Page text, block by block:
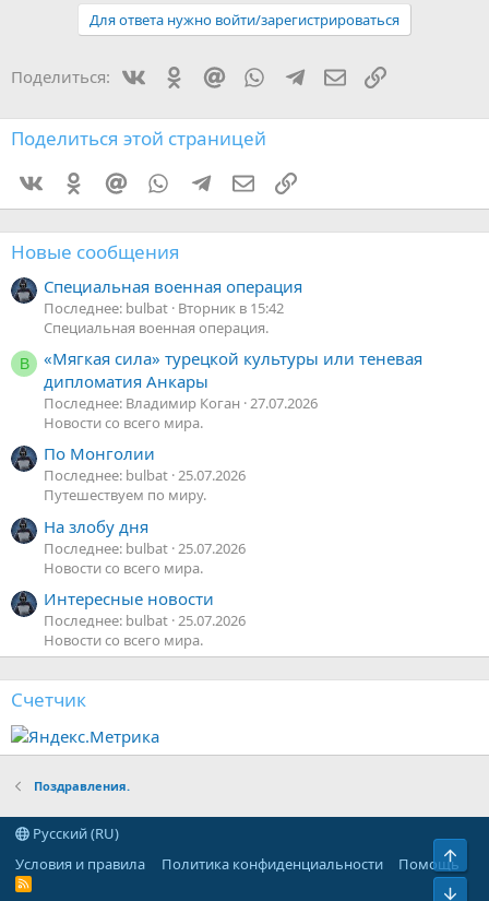
Для ответа нужно войти/зарегистрироваться
Поделиться: VkontakteOdnoklassniki
Mail.ruWhatsAppTelegram
Электронная
Ссылка
Поделиться этой страницей
VkontakteOdnoklassniki
Mail.ruWhatsAppTelegramЭлектронная почта
Ссылка
Новые сообщения
Специальная военная операция
Последнее: bulbat Вторник в 15:42
Специальная военная операция.
В
«Мягкая сила» турецкой культуры или теневая
дипломатия Анкары
Последнее: Владимир Коган 27.07.2026
Новости со всего мира.
По Монголии
Последнее: bulbat 25.07.2026
Путешествуем по миру.
На злобу дня
Последнее: bulbat 25.07.2026
Новости со всего мира.
Интересные новости
Последнее: bulbat 25.07.2026
Новости со всего мира.
Счетчик
Поздравления.
Русский (RU)
Условия и правила
Политика конфиденциальности Помощь
R